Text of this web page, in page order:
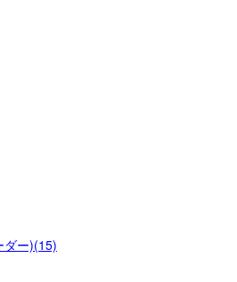
ダー)(15)